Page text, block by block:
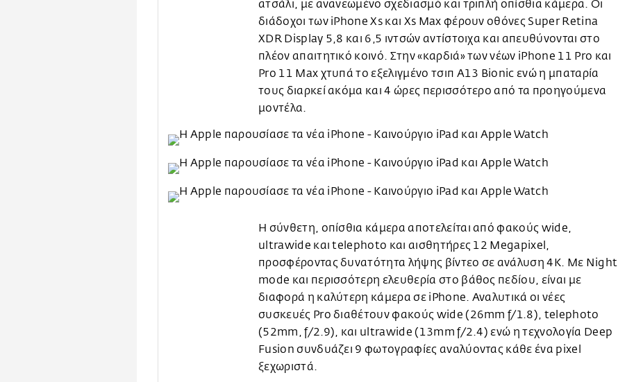
ατσάλι, με ανανεωμένο σχεδιασμό και τριπλή οπίσθια κάμερα. Οι
διάδοχοι των iPhone Xs και Xs Max φέρουν οθόνες Super Retina
XDR Display 5,8 και 6,5 ιντσών αντίστοιχα και απευθύνονται στο
πλέον απαιτητικό κοινό. Στην «καρδιά» των νέων iPhone 11 Pro και
Pro 11 Max χτυπά το εξελιγμένο τσιπ A13 Bionic ενώ η μπαταρία
τους διαρκεί ακόμα και 4 ώρες περισσότερο από τα προηγούμενα
μοντέλα.
Η σύνθετη, οπίσθια κάμερα αποτελείται από φακούς wide,
ultrawide και telephoto και αισθητήρες 12 Megapixel,
προσφέροντας δυνατότητα λήψης βίντεο σε ανάλυση 4K. Με Night
mode και περισσότερη ελευθερία στο βάθος πεδίου, είναι με
διαφορά η καλύτερη κάμερα σε iPhone. Αναλυτικά οι νέες
συσκευές Pro διαθέτουν φακούς wide (26mm f/1.8), telephoto
(52mm, f/2.9), και ultrawide (13mm f/2.4) ενώ η τεχνολογία Deep
Fusion συνδυάζει 9 φωτογραφίες αναλύοντας κάθε ένα pixel
ξεχωριστά.